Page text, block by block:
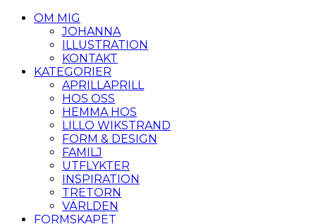
OM MIG
JOHANNA
ILLUSTRATION
KONTAKT
KATEGORIER
APRILLAPRILL
HOS OSS
HEMMA HOS
LILLO WIKSTRAND
FORM & DESIGN
FAMILJ
UTFLYKTER
INSPIRATION
TRETORN
VÄRLDEN
FORMSKAPET